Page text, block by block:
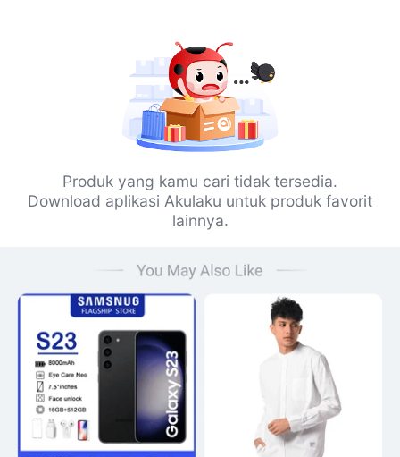
Produk yang kamu cari tidak tersedia.
Download aplikasi Akulaku untuk produk favorit
lainnya.